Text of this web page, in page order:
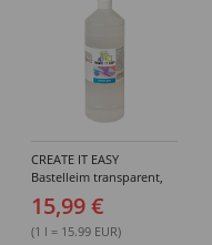
CREATE IT EASY
Bastelleim transparent,
ohne Lösungsmittel,
1000 ml
15,99 €
(1 l = 15.99 EUR)